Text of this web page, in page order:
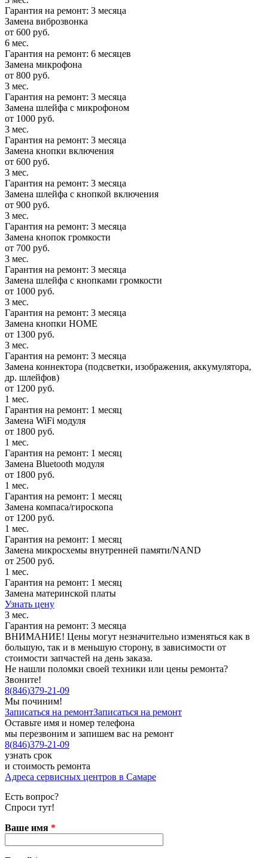
Гарантия на ремонт: 3 месяца
Замена виброзвонка
от 600 руб.
6 мес.
Гарантия на ремонт: 6 месяцев
Замена микрофона
от 800 руб.
3 мес.
Гарантия на ремонт: 3 месяца
Замена шлейфа с микрофоном
от 1000 руб.
3 мес.
Гарантия на ремонт: 3 месяца
Замена кнопки включения
от 600 руб.
3 мес.
Гарантия на ремонт: 3 месяца
Замена шлейфа с кнопкой включения
от 900 руб.
3 мес.
Гарантия на ремонт: 3 месяца
Замена кнопок громкости
от 700 руб.
3 мес.
Гарантия на ремонт: 3 месяца
Замена шлейфа с кнопками громкости
от 1000 руб.
3 мес.
Гарантия на ремонт: 3 месяца
Замена кнопки HOME
от 1300 руб.
3 мес.
Гарантия на ремонт: 3 месяца
Замена коннектора (подсветки, изображения, аккумулятора,
др. шлейфов)
от 1200 руб.
1 мес.
Гарантия на ремонт: 1 месяц
Замена WiFi модуля
от 1800 руб.
1 мес.
Гарантия на ремонт: 1 месяц
Замена Bluetooth модуля
от 1800 руб.
1 мес.
Гарантия на ремонт: 1 месяц
Замена компаса/гироскопа
от 1200 руб.
1 мес.
Гарантия на ремонт: 1 месяц
Замена микросхемы внутренней памяти/NAND
от 2500 руб.
1 мес.
Гарантия на ремонт: 1 месяц
Замена материнской платы
Узнать цену
3 мес.
Гарантия на ремонт: 3 месяца
ВНИМАНИЕ! Цены могут незначительно изменяться как в
большую, так и в меньшую сторону, в зависимости от
стоимости запчастей на день заказа.
Не нашли поломки своей техники или цены ремонта?
Звоните!
8(846)379-21-09
Мы починим!
Записаться на ремонтЗаписаться на ремонт
Оставьте имя и номер телефона
мы перезвоним и запишем вас на ремонт
8(846)379-21-09
узнать срок
и стоимость ремонта
Адреса сервисных центров в Самаре
Есть вопрос?
Спроси тут!
Ваше имя *